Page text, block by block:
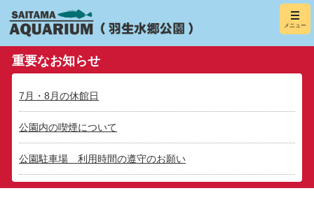
羽生水郷
（さいたま水
メニュー
重要なお知らせ
7月・8月の休館日
公園内の喫煙について
公園駐車場 利用時間の遵守のお願い